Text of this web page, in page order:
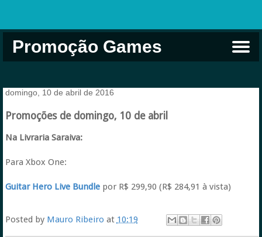
Promoção Games
domingo, 10 de abril de 2016
Promoções de domingo, 10 de abril
Na Livraria Saraiva:
Para Xbox One:
Guitar Hero Live Bundlepor R$ 299,90 (R$ 284,91 à vista)
Posted by Mauro Ribeiro at 10:19